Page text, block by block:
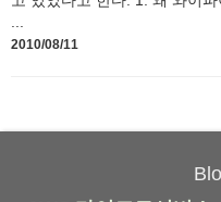
2010/08/11